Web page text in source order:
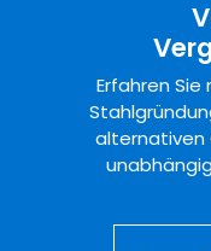
Erfahren
alternativen